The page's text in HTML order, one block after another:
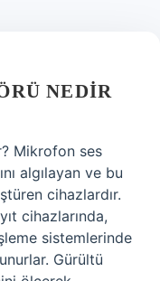
NEDIR
Mikrofon ses
algılayan ve bu
cihazlardır.
cihazlarında,
sistemlerinde
Gürültü